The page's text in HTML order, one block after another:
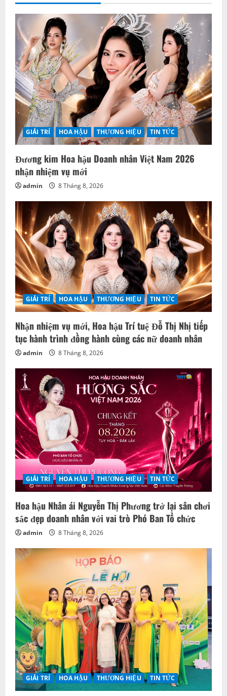
GIẢI TRÍ HOA HẬU THƯƠNG HIỆU TIN TỨC
Đương kim Hoa hậu Doanh nhân Việt Nam 2026
nhận nhiệm vụ mới
admin 8 Tháng 8, 2026
GIẢI TRÍ HOA HẬU THƯƠNG HIỆU TIN TỨC
Nhận nhiệm vụ mới, Hoa hậu Trí tuệ Đỗ Thị Nhị tiếp
tục hành trình đồng hành cùng các nữ doanh nhân
admin 8 Tháng 8, 2026
GIẢI TRÍ HOA HẬU THƯƠNG HIỆU TIN TỨC
Hoa hậu Nhân ái Nguyễn Thị Phương trở lại sân chơi
sắc đẹp doanh nhân với vai trò Phó Ban Tổ chức
admin 8 Tháng 8, 2026
GIẢI TRÍ HOA HẬU THƯƠNG HIỆU TIN TỨC